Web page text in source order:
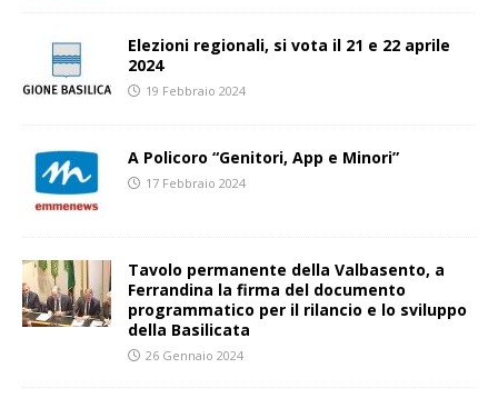
Elezioni regionali, si vota il 21 e 22 aprile
2024
19 Febbraio 2024
A Policoro “Genitori, App e Minori”
17 Febbraio 2024
Tavolo permanente della Valbasento, a
Ferrandina la firma del documento
programmatico per il rilancio e lo sviluppo
della Basilicata
26 Gennaio 2024